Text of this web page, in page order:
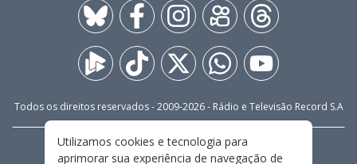
Todos os direitos reservados - 2009-2026- Rádio e Televisão Record S.A
FALE CONOSCO
PRIVACIDADE
Utilizamos cookies e tecnologia para
aprimorar sua experiência de navegação de